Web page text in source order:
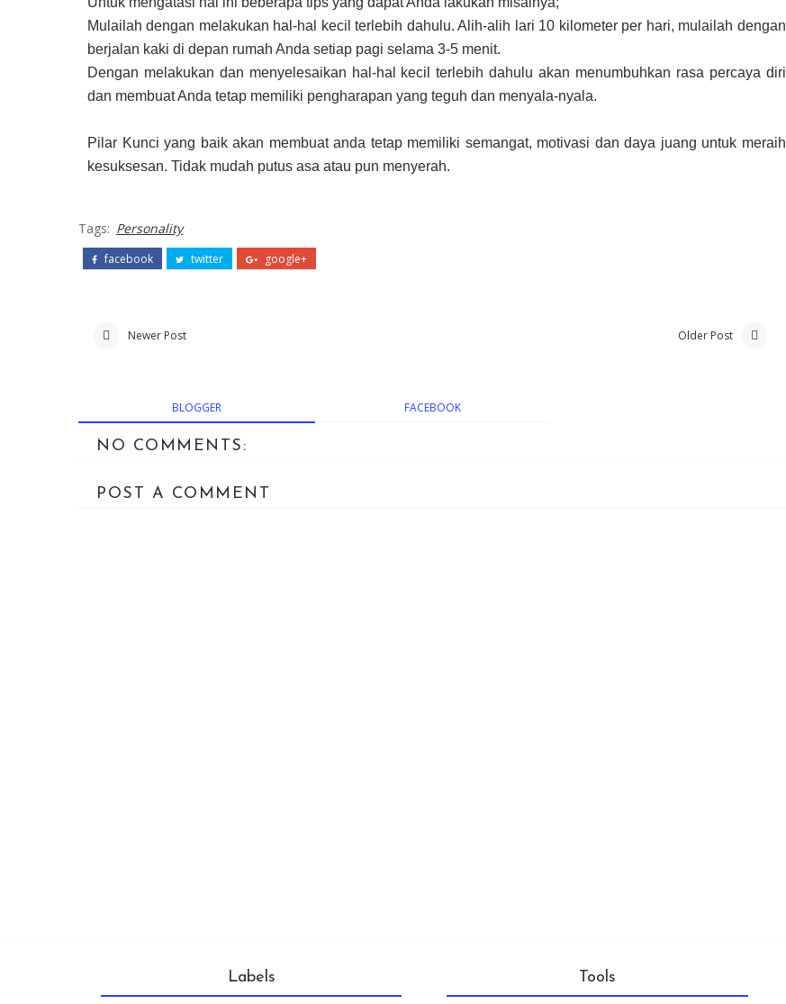
Mulailah dengan melakukan hal-hal kecil terlebih dahulu. Alih-alih lari 10 kilometer per hari, mulailah dengan
berjalan kaki di depan rumah Anda setiap pagi selama 3-5 menit.
Dengan melakukan dan menyelesaikan hal-hal kecil terlebih dahulu akan menumbuhkan rasa percaya diri
dan membuat Anda tetap memiliki pengharapan yang teguh dan menyala-nyala.
Pilar Kunci yang baik akan membuat anda tetap memiliki semangat, motivasi dan daya juang untuk meraih
kesuksesan. Tidak mudah putus asa atau pun menyerah.
Tags: Personality
facebook twitter google+
Newer Post Older Post
BLOGGER FACEBOOK
NO COMMENTS:
POST A COMMENT
Labels Tools